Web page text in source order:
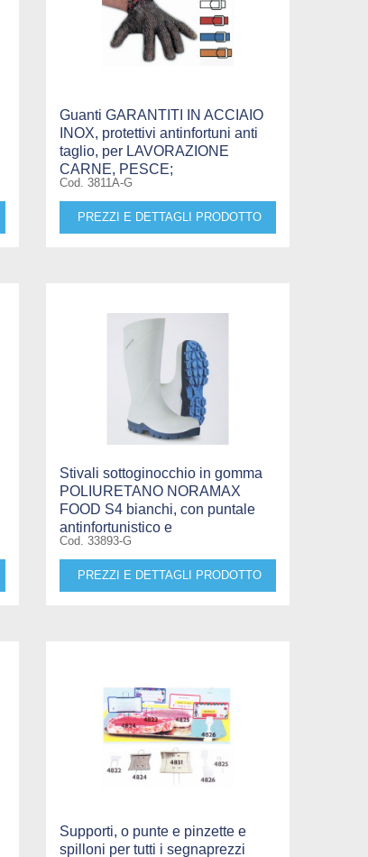
Guanti GARANTITI IN ACCIAIO
INOX, protettivi antinfortuni anti
taglio, per LAVORAZIONE
CARNE, PESCE;
Cod. 3811A-G
PREZZI E DETTAGLI PRODOTTO
Stivali sottoginocchio in gomma
POLIURETANO NORAMAX
FOOD S4 bianchi, con puntale
antinfortunistico e
Cod. 33893-G
PREZZI E DETTAGLI PRODOTTO
Supporti, o punte e pinzette e
spilloni per tutti i segnaprezzi